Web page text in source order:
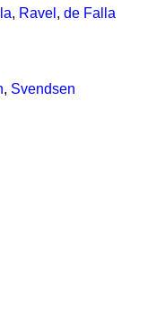
, Ravel , de Falla
, Svendsen